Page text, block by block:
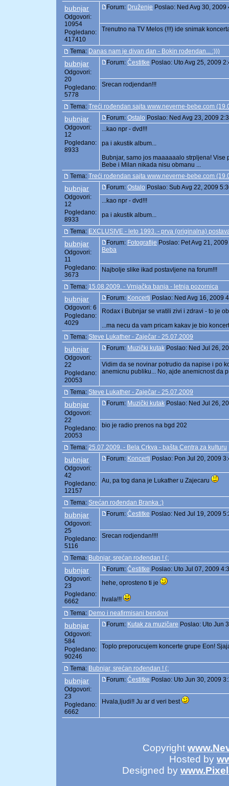
bubnjar
Odgovori:
10954
Pogledano:
417410
Forum: Druženje Poslao: Ned Avg 30,
Trenutno na TV Melos (!!!) ide snimak
Tema: Danas nam je divan dan - Bokin rođendan... :)))
bubnjar
Odgovori:
20
Pogledano:
5778
Forum: Čestitke Poslao: Uto Avg 25, 2009
Srecan rodjendan!!!
Tema: Treći rođendan sajta www.neverne-bebe.com
bubnjar
Odgovori:
12
Pogledano:
8933
Forum: Ostalo Poslao: Ned Avg 23, 2009
...kao npr - dvd!!!
pa i akustik album...
Bubnjar, samo jos maaaaaalo strpljena!
Bebe i Milan nikada nisu obmanu ...
Tema: Treći rođendan sajta www.neverne-bebe.com
bubnjar
Odgovori:
12
Pogledano:
8933
Forum: Ostalo Poslao: Sub Avg 22, 2009
...kao npr - dvd!!!
pa i akustik album...
Tema: EXCLUSIVE - leto 1993. - prva (originalna)
bubnjar
Odgovori:
11
Pogledano:
3673
Forum: Fotografije Poslao: Pet Avg 21,
Beba
Najbolje slike ikad postavljene na forum!!!
Tema: 15.08.2009. - Vrnjačka banja - letnja pozornica
bubnjar
Odgovori: 6
Pogledano:
4029
Forum: Koncerti Poslao: Ned Avg 16, 2009
Rodax i Bubnjar se vratili zivi i zdravi - to je
...ma necu da vam pricam kakav je bio
Tema: Steve Lukather - Zaječar - 25.07.2009
bubnjar
Odgovori:
22
Pogledano:
20053
Forum: Muzički kutak Poslao: Ned Jul 26,
Vidim da se novinar potrudio da napise i po
anemicnu publiku... No, ajde anemicnost da
Tema: Steve Lukather - Zaječar - 25.07.2009
bubnjar
Odgovori:
22
Pogledano:
20053
Forum: Muzički kutak Poslao: Ned Jul 26,
bio je radio prenos na bgd 202
Tema: 25.07.2009. - Bela Crkva - bašta Centra za kulturu
bubnjar
Odgovori:
42
Pogledano:
12157
Forum: Koncerti Poslao: Pon Jul 20, 2009
Au, pa tog dana je Lukather u Zajecaru
Tema: Srećan rođendan Branka :)
bubnjar
Odgovori:
25
Pogledano:
5116
Forum: Čestitke Poslao: Ned Jul 19, 2009
Srecan rodjendan!!!!
Tema: Bubnjar, srećan rođendan ! (:
bubnjar
Odgovori:
23
Pogledano:
6662
Forum: Čestitke Poslao: Uto Jul 07, 2009
hehe, oprosteno ti je
hvala!!!
Tema: Demo i neafirmisani bendovi
bubnjar
Odgovori:
584
Pogledano:
90246
Forum: Kutak za muzičare Poslao: Uto Jun
Toplo preporucujem koncerte grupe Eon!
Tema: Bubnjar, srećan rođendan ! (:
bubnjar
Odgovori:
23
Pogledano:
6662
Forum: Čestitke Poslao: Uto Jun 30, 2009
Hvala,ljudi!! Ju ar d veri best
Copyright
Hosted by
Designed by